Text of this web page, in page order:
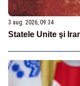
3 aug. 2026, 09:34
Statele Unite şi